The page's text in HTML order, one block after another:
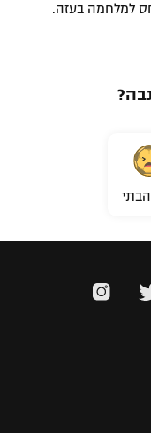
למלחמה בעזה.